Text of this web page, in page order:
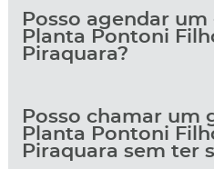
Posso agendar
Planta Pontoni
Piraquara?
Posso chamar um
Planta Pontoni
Piraquara sem ter